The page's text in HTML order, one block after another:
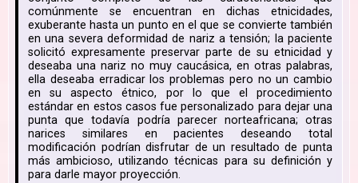
comúnmente se encuentran en dichas etnicidades,
exuberante hasta un punto en el que se convierte también
en una severa deformidad de nariz a tensión; la paciente
solicitó expresamente preservar parte de su etnicidad y
deseaba una nariz no muy caucásica, en otras palabras,
ella deseaba erradicar los problemas pero no un cambio
en su aspecto étnico, por lo que el procedimiento
estándar en estos casos fue personalizado para dejar una
punta que todavía podría parecer norteafricana; otras
narices similares en pacientes deseando total
modificación podrían disfrutar de un resultado de punta
más ambicioso, utilizando técnicas para su definición y
para darle mayor proyección.